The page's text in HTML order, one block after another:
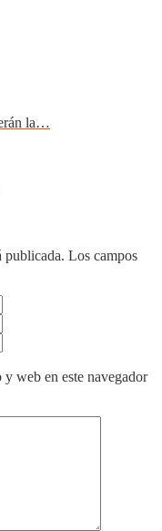
la…
publicada. Los campos
web en este navegador